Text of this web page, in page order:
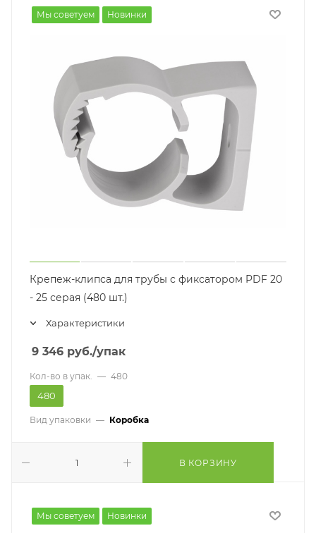
Мы советуем Новинки
Крепеж-клипса для трубы с фиксатором PDF 20
- 25 серая (480 шт.)
Характеристики
9 346 руб./упак
Кол-во в упак. — 480
480
Вид упаковки — Коробка
В КОРЗИНУ
Мы советуем Новинки